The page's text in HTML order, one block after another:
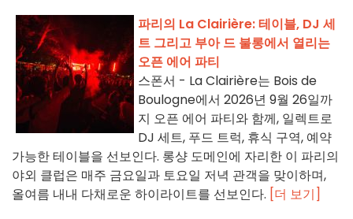
파리의 La Clairière: 테이블, DJ 세
트 그리고 부아 드 불롱에서 열리는
오픈 에어 파티
스폰서 - La Clairière는 Bois de
Boulogne에서 2026년 9월 26일까
지 오픈 에어 파티와 함께, 일렉트로
DJ 세트, 푸드 트럭, 휴식 구역, 예약
가능한 테이블을 선보인다. 롱샹 도메인에 자리한 이 파리의
야외 클럽은 매주 금요일과 토요일 저녁 관객을 맞이하며,
올여름 내내 다채로운 하이라이트를 선보인다. [더 보기]